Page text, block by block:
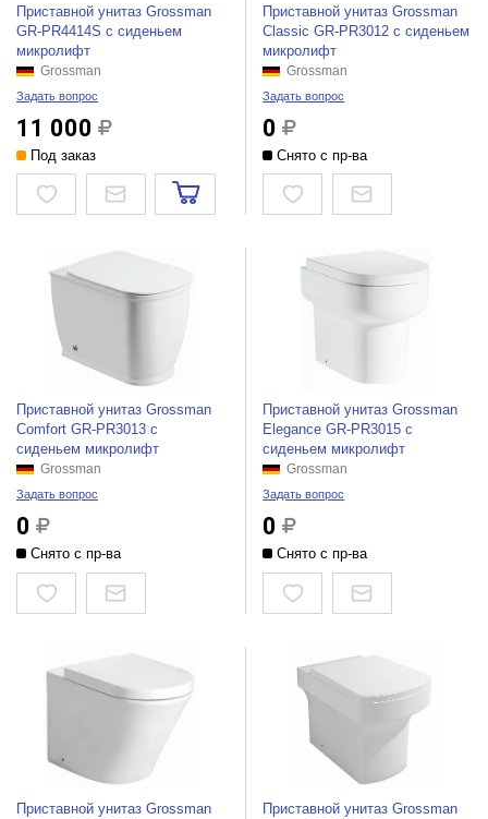
Приставной унитаз Grossman
GR-PR4414S с сиденьем
микролифт
Grossman
Задать вопрос
11 000
Под заказ
Приставной унитаз Grossman
Classic GR-PR3012 с сиденьем
микролифт
Grossman
Задать вопрос
0
Снято с пр-ва
Приставной унитаз Grossman
Comfort GR-PR3013 с
сиденьем микролифт
Grossman
Задать вопрос
0
Снято с пр-ва
Приставной унитаз Grossman
Elegance GR-PR3015 с
сиденьем микролифт
Grossman
Задать вопрос
0
Снято с пр-ва
Приставной унитаз Grossman
Приставной унитаз Grossman